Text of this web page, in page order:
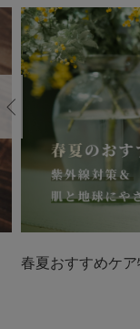
Previous
春夏おすすめケ